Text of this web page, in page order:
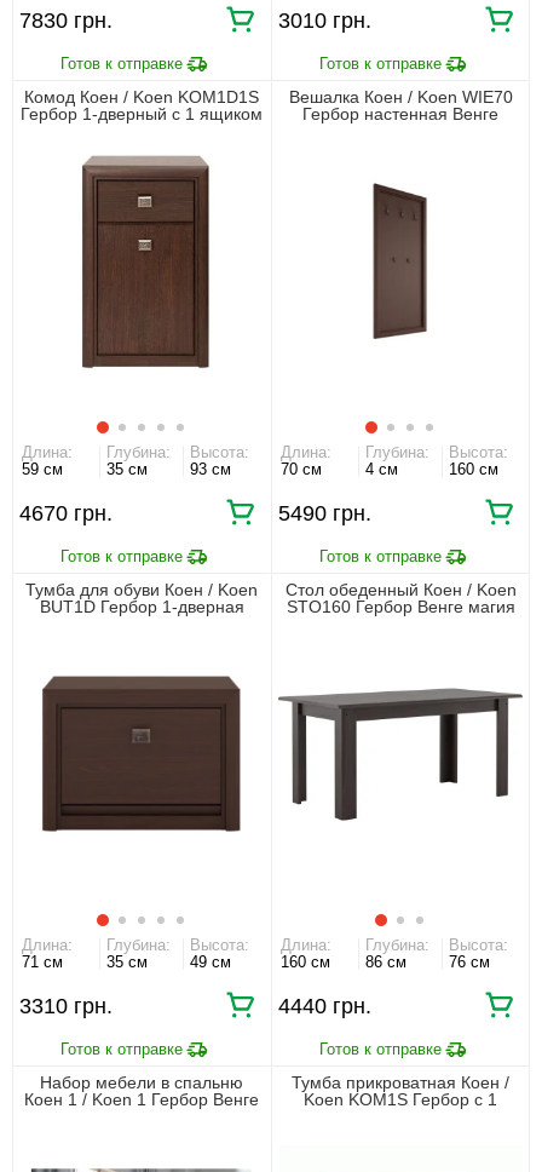
7830 грн. 3010 грн.
Комод Коен / Koen KOM1D1S
Гербор 1-дверный с 1 ящиком
Длина:
59 см
Глубина:
35 см
Высота:
93 см
4670 грн.
Вешалка Коен / Koen WIE70
Гербор настенная Венге
Длина:
70 см
Глубина:
4 см
Высота:
160 см
5490 грн.
Тумба для обуви Коен / Koen
BUT1D Гербор 1-дверная
Длина:
71 см
Глубина:
35 см
Высота:
49 см
3310 грн.
Стол обеденный Коен / Koen
STO160 Гербор Венге магия
Длина:
160 см
Глубина:
86 см
Высота:
76 см
4440 грн.
Набор мебели в спальню
Коен 1 / Koen 1 Гербор Венге
Тумба прикроватная Коен /
Koen KOM1S Гербор с 1